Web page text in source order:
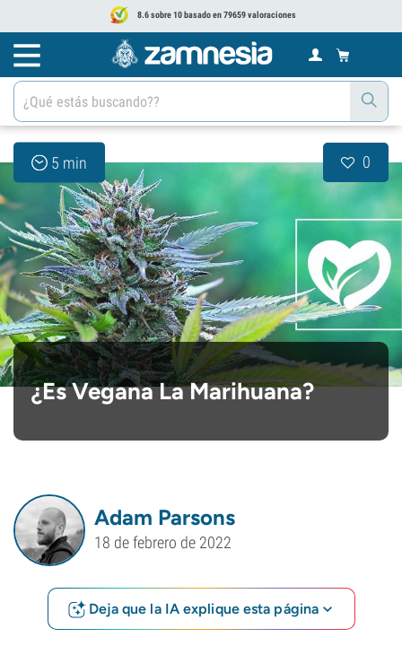
8.6 sobre 10 basado en 79659 valoraciones
5 min 0
¿Es Vegana La Marihuana?
Adam Parsons
18 de febrero de 2022
Deja que la IA explique esta página